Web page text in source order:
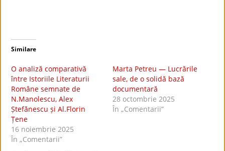
Similare
O analiză comparativă
între Istoriile Literaturii
Române semnate de
N.Manolescu, Alex
Ștefănescu și Al.Florin
Țene
16 noiembrie 2025
În „Comentarii”
Marta Petreu — Lucrările
sale, de o solidă bază
documentară
28 octombrie 2025
În „Comentarii”